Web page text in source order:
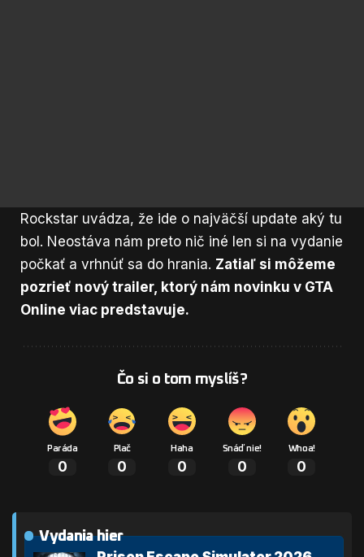
Rockstar uvádza, že ide o najväčší update aký tu
bol. Neostáva nám preto nič iné len si na vydanie
počkať a vrhnúť sa do hrania. Zatiaľ si môžeme
pozrieť nový trailer, ktorý nám novinku v GTA
Online viac predstavuje.
Čo si o tom myslíš?
Paráda
0
Plač
0
Haha
0
Snáď nie!
0
Whoa!
0
Vydania hier